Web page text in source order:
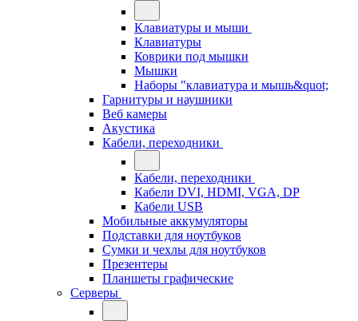
Клавиатуры и мыши
Клавиатуры
Коврики под мышки
Мышки
Наборы "клавиатура и мышь&quot;
Гарнитуры и наушники
Веб камеры
Акустика
Кабели, переходники
Кабели, переходники
Кабели DVI, HDMI, VGA, DP
Кабели USB
Мобильные аккумуляторы
Подставки для ноутбуков
Сумки и чехлы для ноутбуков
Презентеры
Планшеты графические
Серверы